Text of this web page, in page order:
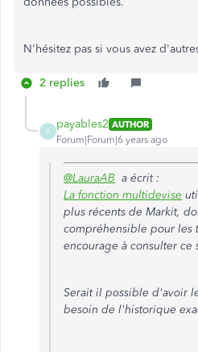
N'hésitez pas si vous avez
2 replies
P
payables2 AUTHOR
Forum|Forum|6 years ago
@LauraAB a écrit :
La fonction multidevise
plus récents de Markit,
compréhensible pour les
encourage à consulter ce
Serait il possible d'avoir
besoin de l'historique